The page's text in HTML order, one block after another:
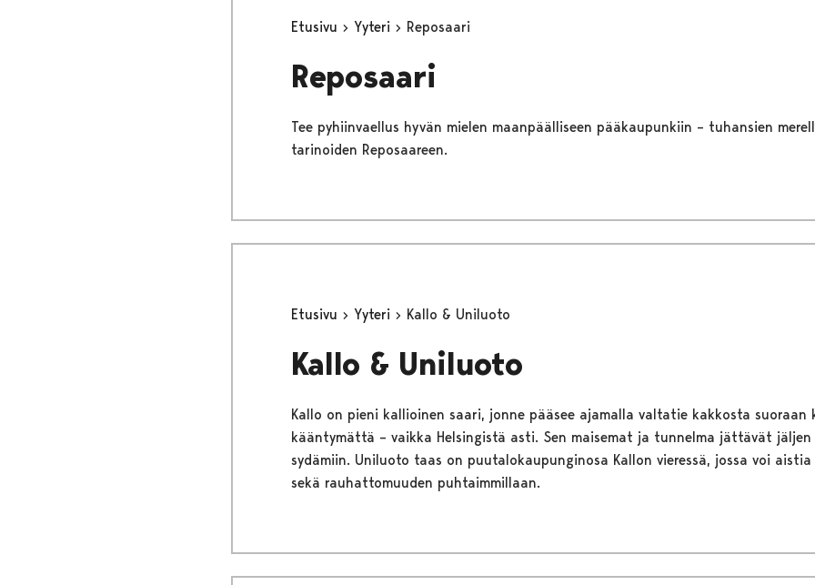
Etusivu Yyteri Reposaari
Reposaari
Tee pyhiinvaellus hyvän mielen maanpäälliseen pääkaupunkiin – tuhansien
tarinoiden Reposaareen.
Etusivu Yyteri Kallo & Uniluoto
Kallo & Uniluoto
Kallo on pieni kallioinen saari, jonne pääsee ajamalla valtatie kakkosta suoraan
kääntymättä – vaikka Helsingistä asti. Sen maisemat ja tunnelma jättävät jäljen
sydämiin. Uniluoto taas on puutalokaupunginosa Kallon vieressä, jossa voi aistia
sekä rauhattomuuden puhtaimmillaan.